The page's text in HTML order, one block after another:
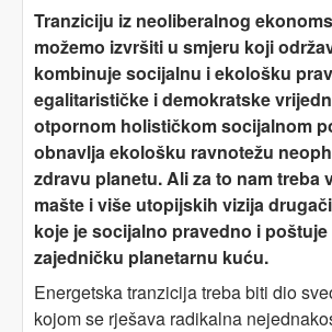
Tranziciju iz neoliberalnog
možemo izvršiti u smjeru koji
kombinuje socijalnu i ekološku
egalitarističke i demokratske
otpornom holističkom socijalnom
obnavlja ekološku ravnotežu
zdravu planetu. Ali za to nam treba
mašte i više utopijskih vizija
koje je socijalno pravedno i poštuje
zajedničku planetarnu kuću.
Energetska tranzicija treba biti dio
kojom se rješava radikalna